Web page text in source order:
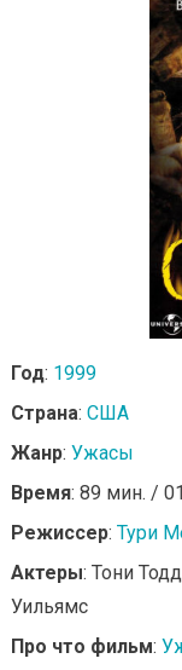
Год: 1999
Страна: США
Жанр: Ужасы
Время: 89 мин. /
Режиссер: Тури
Актеры: Тони
Уильямс
Про что фильм: